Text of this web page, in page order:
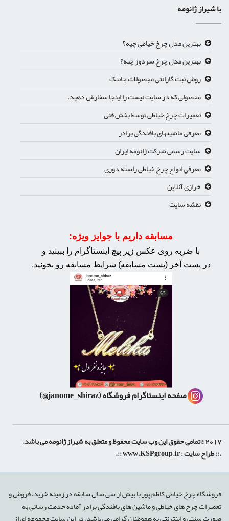
با شیراز ژانومه
بهترین مدل چرخ خیاطی چیه؟
بهترین مدل چرخ سردوز چیه؟
روش ثبت گارانتی مجصولات جانتک
محصولی که در سایت نیست را اینجا سفارش دهید.
تعمیرات چرخ خیاطی توسط بخش فنی
معرفی ماشینهای بافندگی برادر
سایت رسمی شرکت ژانومه ایران
معرفي انواع چرخ خياطي راسته دوزي
خرازی آنلاین
نقشه سایت
مسابقه داریم با جوایز ویژه:
با ضربه روی عکس زیر پیچ اینستاگرام را ببینید و
در پست آخر (پست مسابقه) شرایط مسابقه رو بخونید.
صفحه اینستاگرام فروشگاه(janome_shiraz@)
2017 ©تمامی حقوق این وب سایت محفوظ و متعلق به شیراز ژانومه می باشد.
.:: طراح سایت :www.KSPgroup.ir
::.
فروشگاه چرخ خیاطی کاظم پور با بیش از سی سال سابقه در زمینه خرید، فروش و
تعمیرات چرخ های خیاطی و ماشین های بافندگی برادر آماده خدمت رسانی به